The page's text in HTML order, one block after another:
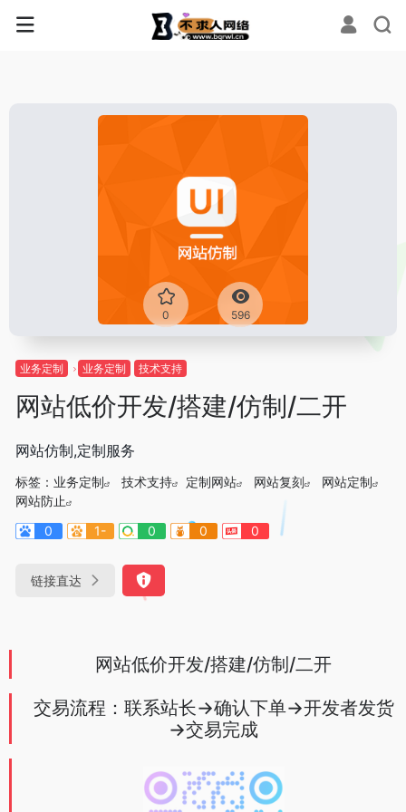
0 596
业务定制 业务定制 技术支持
网站低价开发/搭建/仿制/二开
网站仿制,定制服务
标签： 业务定制 技术支持 定制网站 网站复刻
网站定制
网站防止
0
1- 0 0 0
链接直达
网站低价开发/搭建/仿制/二开
交易流程：联系站长→确认下单→开发者发货
→交易完成